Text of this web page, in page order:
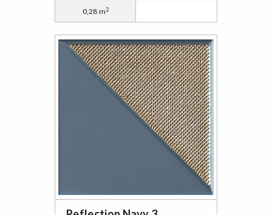
0,28 m2